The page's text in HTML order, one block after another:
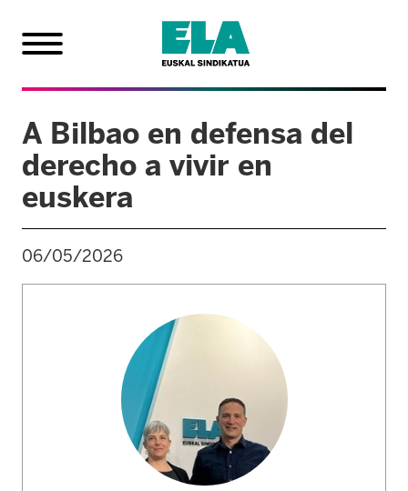
A Bilbao en defensa del
derecho a vivir en
euskera
06/05/2026